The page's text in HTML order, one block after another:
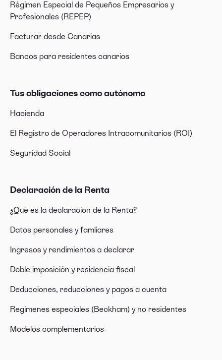
Régimen Especial de Pequeños Empresarios y
Profesionales (REPEP)
Facturar desde Canarias
Bancos para residentes canarios
Tus obligaciones como autónomo
Hacienda
El Registro de Operadores Intracomunitarios (ROI)
Seguridad Social
Declaración de la Renta
¿Qué es la declaración de la Renta?
Datos personales y famliares
Ingresos y rendimientos a declarar
Doble imposición y residencia fiscal
Deducciones, reducciones y pagos a cuenta
Regímenes especiales (Beckham) y no residentes
Modelos complementarios